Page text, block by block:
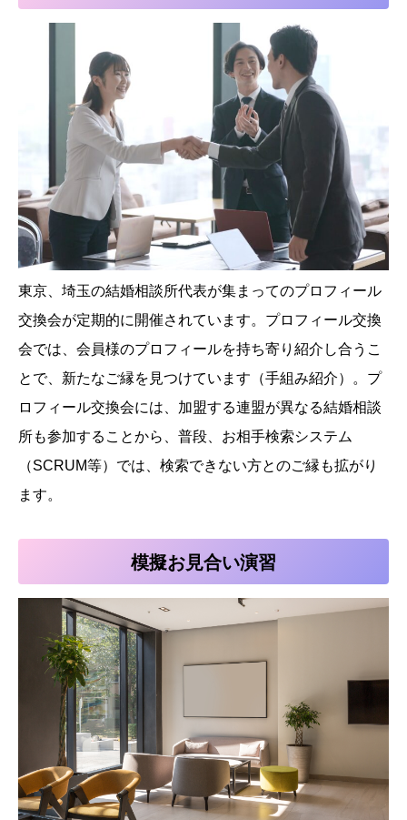
東京、埼玉の結婚相談所代表が集まってのプロフィール
交換会が定期的に開催されています。プロフィール交換
会では、会員様のプロフィールを持ち寄り紹介し合うこ
とで、新たなご縁を見つけています（手組み紹介）。プ
ロフィール交換会には、加盟する連盟が異なる結婚相談
所も参加することから、普段、お相手検索システム
（SCRUM等）では、検索できない方とのご縁も拡がり
ます。
模擬お見合い演習